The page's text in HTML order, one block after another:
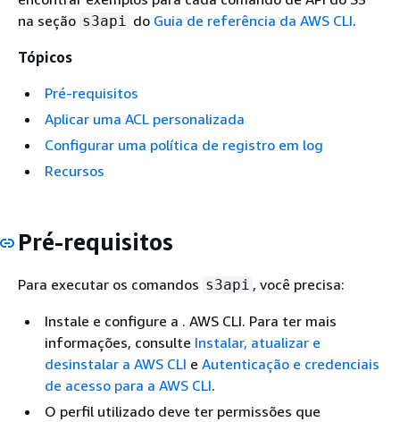
na seção s3api do Guia de referência da AWS CLI.
Tópicos
Pré-requisitos
Aplicar uma ACL personalizada
Configurar uma política de registro em log
Recursos
Pré-requisitos
Para executar os comandos s3api , você precisa:
Instale e configure a . AWS CLI. Para ter mais
informações, consulte Instalar, atualizar e
desinstalar a AWS CLI e Autenticação e credenciais
de acesso para a AWS CLI.
O perfil utilizado deve ter permissões que